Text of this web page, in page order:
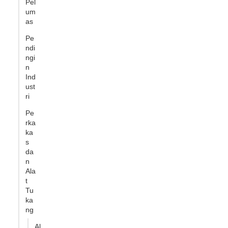
Pel
um
as
Pe
ndi
ngi
n
Ind
ust
ri
Pe
rka
ka
s
da
n
Ala
t
Tu
ka
ng